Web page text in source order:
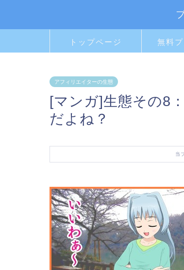
トップページ 無料
アフィリエイターの生態
[マンガ]生態その8
だよね？
当